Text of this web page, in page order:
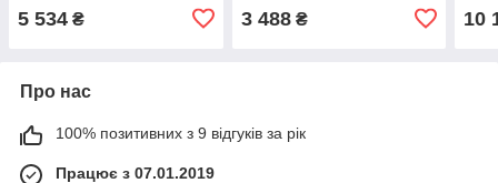
5 534 ₴ 3 488₴ 10
Про нас
100% позитивних з 9 відгуків за рік
Працює з 07.01.2019